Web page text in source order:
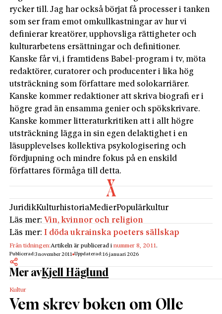
rycker till. Jag har också börjat få processer i tanken
som ser fram emot omkullkastningar av hur vi
definierar kreatörer, upphovsliga rättigheter och
kulturarbetens ersättningar och definitioner.
Kanske får vi, i framtidens Babel-program i tv, möta
redaktörer, curatorer och producenter i lika hög
utsträckning som författare med solokarriärer.
Kanske kommer redaktioner att skriva biografi er i
högre grad än ensamma genier och spökskrivare.
Kanske kommer litteraturkritiken att i allt högre
utsträckning lägga in sin egen delaktighet i en
läsupplevelses kollektiva psykologisering och
fördjupning och mindre fokus på en enskild
författares förmåga till detta.
JuridikKulturhistoriaMedierPopulärkultur
Läs mer: Vin, kvinnor och religion
Läs mer:I döda ukrainska poeters sällskap
Från tidningen:Artikeln är publicerad inummer 8, 2011.
Publicerad:3 november 2011 Uppdaterad:16 januari 2026
Mer avKjell Häglund
Kultur
Vem skrev boken om Olle